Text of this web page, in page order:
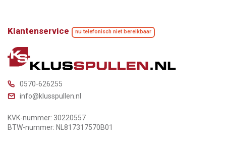
Klantenservice nu telefonisch niet bereikbaar
0570-626255
info@klusspullen.nl
KVK-nummer: 30220557
BTW-nummer: NL817317570B01